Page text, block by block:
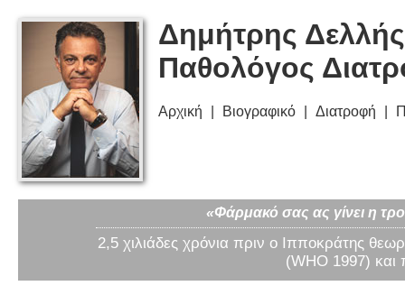
Δημήτρης
Παθολόγος
Αρχική Βιογραφικό Διατροφή
«Φάρμακό σας ας γίνει η
2,5 χιλιάδες χρόνια πριν ο Ιπποκράτης
(WHO 1997) και